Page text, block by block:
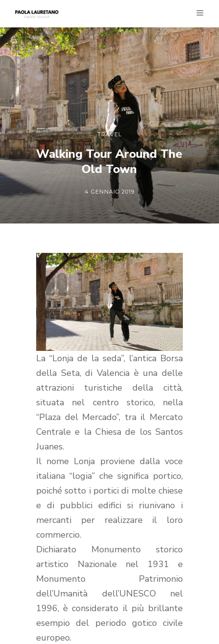
TRAVEL
Walking Tour Around The
Old Town
4 GENNAIO 2019
La “Lonja de la seda”, l’antica Borsa
della Seta, di Valencia è una delle
attrazioni turistiche della città,
situata nel centro storico, nella
“Plaza del Mercado”, tra il Mercato
Centrale e la Chiesa de los Santos
Juanes.
Il nome Lonja proviene dalla voce
italiana “logia” che significa portico,
poiché sotto i portici di molte chiese
e di pubblici edifici si riunivano i
mercanti per realizzare il loro
commercio.
Dichiarato Monumento storico
artistico Nazionale nel 1931 e
Monumento Patrimonio
dell’Umanità dell’UNESCO nel
1996, è considerato il più brillante
esempio del periodo gotico civile
europeo.